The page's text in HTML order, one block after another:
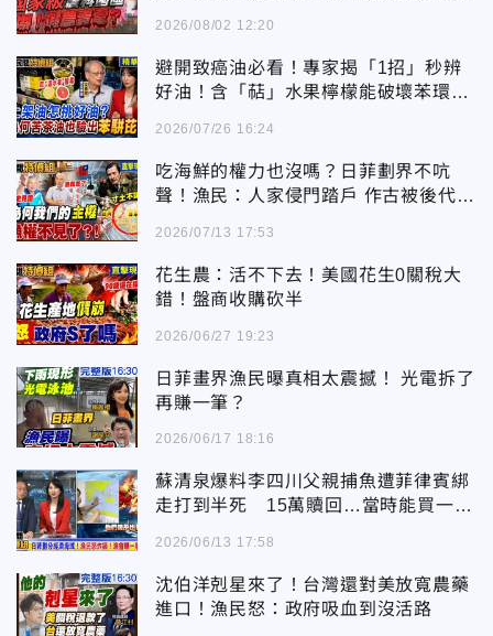
2026/08/02 12:20
避開致癌油必看！專家揭「1招」秒辨
好油！含「萜」水果檸檬能破壞苯環解
2026/07/26 16:24
吃海鮮的權力也沒嗎？日菲劃界不吭
聲！漁民：人家侵門踏戶 作古被後代唾
2026/07/13 17:53
花生農：活不下去！美國花生0關稅大
錯！盤商收購砍半
2026/06/27 19:23
日菲畫界漁民曝真相太震撼！ 光電拆了
再賺一筆？
2026/06/17 18:16
蘇清泉爆料李四川父親捕魚遭菲律賓綁
走打到半死 15萬贖回…當時能買一棟
2026/06/13 17:58
沈伯洋剋星來了！台灣還對美放寬農藥
進口！漁民怒：政府吸血到沒活路